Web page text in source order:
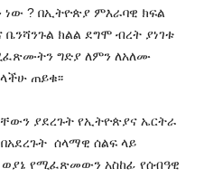
? በኢትዮጵያ ምእራባዊ ክፍል
ቤንሻንጉል ክልል ደግሞ ብረት ያነገቱ
ግድያ ለምን ለአለሙ
ጠይቁ፡፡
ያደረጉት የኢትዮጵያና ኤርትራ
ሰላማዊ ሰልፍ ላይ
የሚፈጽመውን አስከፊ የሰብዓዊ